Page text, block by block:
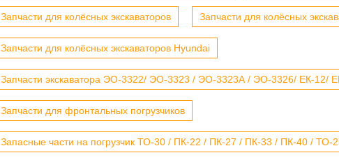
Запчасти для колёсных экскаваторов Запчасти для колёсных
Запчасти для колёсных экскаваторов Hyundai
Запчасти экскаватора ЭО-3322/ ЭО-3323 / ЭО-3323А / ЭО-3326/ ЕК-12/
Запчасти для фронтальных погрузчиков
Запасные части на погрузчик ТО-30 / ПК-22 / ПК-27 / ПК-33 / ПК-40 /